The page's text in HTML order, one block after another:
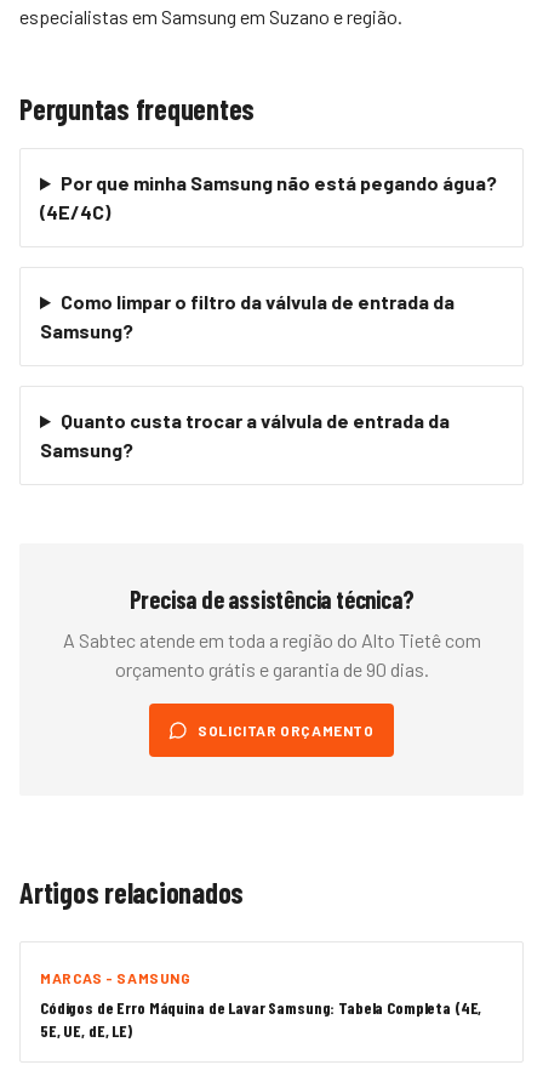
especialistas em Samsung em Suzano e região.
Perguntas frequentes
Por que minha Samsung não está pegando água?
(4E/4C)
Como limpar o filtro da válvula de entrada da
Samsung?
Quanto custa trocar a válvula de entrada da
Samsung?
Precisa de assistência técnica?
A Sabtec atende em toda a região do Alto Tietêcom
orçamento grátis e garantia de 90 dias.
SOLICITAR ORÇAMENTO
Artigos relacionados
MARCAS - SAMSUNG
Códigos de Erro Máquina de Lavar Samsung: Tabela Completa (4E,
5E, UE, dE, LE)